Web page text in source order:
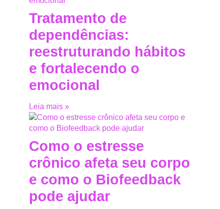
Tratamento de
dependências:
reestruturando hábitos
e fortalecendo o
emocional
Leia mais »
Como o estresse
crônico afeta seu corpo
e como o Biofeedback
pode ajudar